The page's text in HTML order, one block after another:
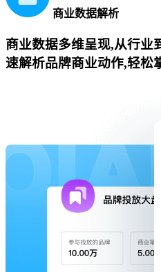
商业数据解析
商业数据多维呈现,从行业
速解析品牌商业动作,轻松